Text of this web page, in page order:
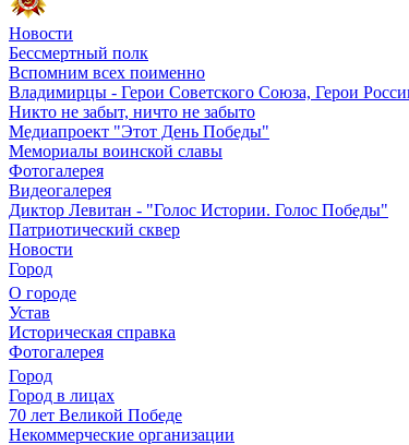
Новости
Бессмертный полк
Вспомним всех поименно
Владимирцы - Герои Советского Союза, Герои
Никто не забыт, ничто не забыто
Медиапроект "Этот День Победы"
Мемориалы воинской славы
Фотогалерея
Видеогалерея
Диктор Левитан - "Голос Истории. Голос Победы"
Патриотический сквер
Новости
Город
О городе
Устав
Историческая справка
Фотогалерея
Город
Город в лицах
70 лет Великой Победе
Некоммерческие организации